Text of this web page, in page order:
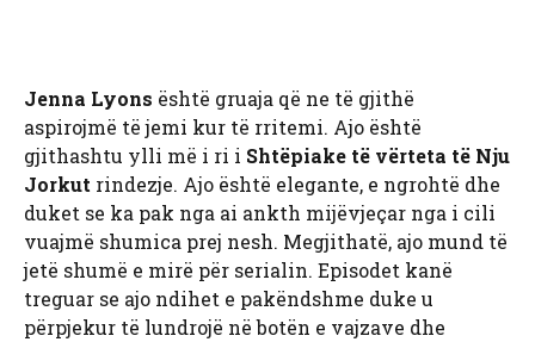
Jenna Lyons është gruaja që ne të gjithë
aspirojmë të jemi kur të rritemi. Ajo është
gjithashtu ylli më i ri i Shtëpiake të vërteta të Nju
Jorkut rindezje. Ajo është elegante, e ngrohtë dhe
duket se ka pak nga ai ankth mijëvjeçar nga i cili
vuajmë shumica prej nesh. Megjithatë, ajo mund të
jetë shumë e mirë për serialin. Episodet kanë
treguar se ajo ndihet e pakëndshme duke u
përpjekur të lundrojë në botën e vajzave dhe